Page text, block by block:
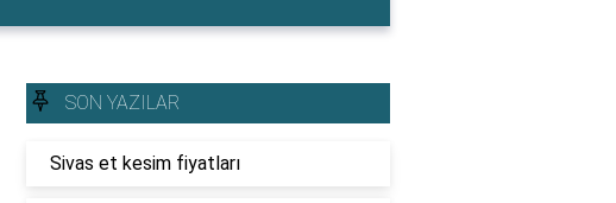
SON YAZILAR
Sivas et kesim fiyatları